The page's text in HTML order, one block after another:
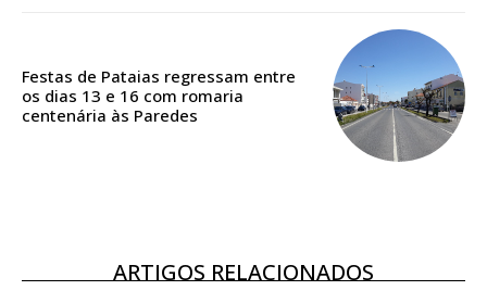
Festas de Pataias regressam entre
os dias 13 e 16 com romaria
centenária às Paredes
ARTIGOS RELACIONADOS